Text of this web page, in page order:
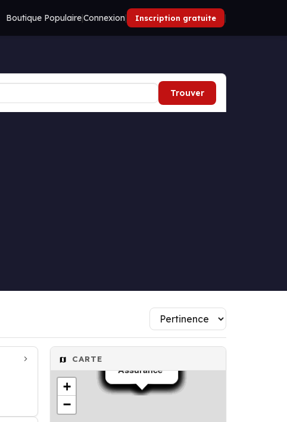
Boutique Populaire|Connexion| Inscription gratuite |
Trouver
CARTE
Assurance
Assurance
Assurance
Assurance
Assurance
Assurance
Assurance
Assurance
Assurance
Assurance
Assurance
Assurance
Assurance
Assurance
Assurance
Assurance
Assurance
+
−